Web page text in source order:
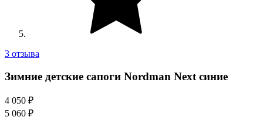
3 отзыва
Зимние детские сапоги Nordman Next синие
4 050 ₽
5 060 ₽